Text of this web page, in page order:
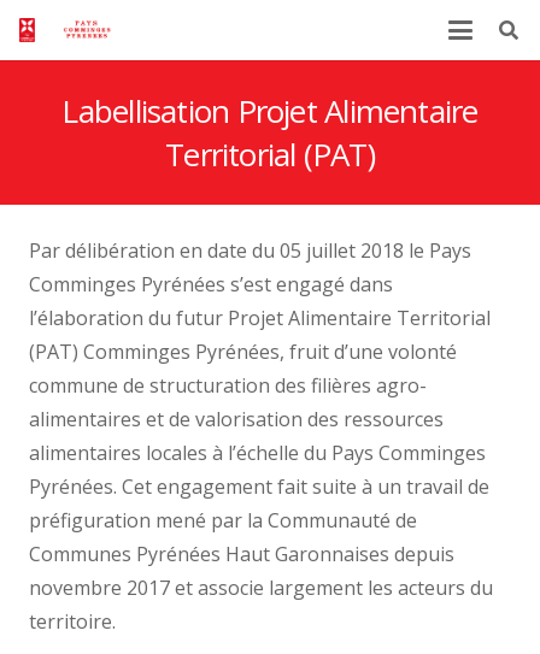
Labellisation Projet Alimentaire
Territorial (PAT)
Par délibération en date du 05 juillet 2018 le Pays
Comminges Pyrénées s’est engagé dans
l’élaboration du futur Projet Alimentaire Territorial
(PAT) Comminges Pyrénées, fruit d’une volonté
commune de structuration des filières agro-
alimentaires et de valorisation des ressources
alimentaires locales à l’échelle du Pays Comminges
Pyrénées. Cet engagement fait suite à un travail de
préfiguration mené par la Communauté de
Communes Pyrénées Haut Garonnaises depuis
novembre 2017 et associe largement les acteurs du
territoire.